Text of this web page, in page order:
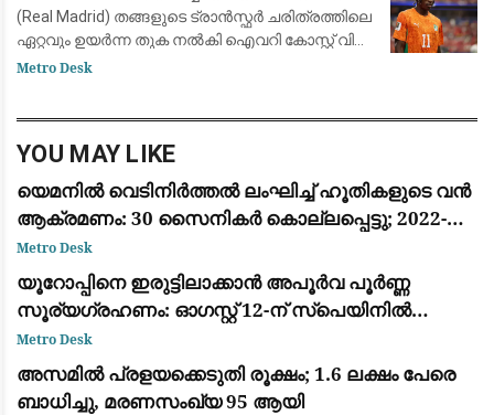
(Real Madrid) തങ്ങളുടെ ട്രാൻസ്ഫർ ചരിത്രത്തിലെ
ഏറ്റവും ഉയർന്ന തുക നൽകി ഐവറി കോസ്റ്റ് വിങ്
ഫോർവേഡ് യാൻ ദിയോമാൻഡെയെ (Yan
Metro Desk
YOU MAY LIKE
യെമനിൽ വെടിനിർത്തൽ ലംഘിച്ച് ഹൂതികളുടെ വൻ
ആക്രമണം: 30 സൈനികർ കൊല്ലപ്പെട്ടു; 2022-ന്
ശേഷമുള്ള ഏറ്റവും വലിയ ഏറ്റുമുട്ടൽ
Metro Desk
യൂറോപ്പിനെ ഇരുട്ടിലാക്കാൻ അപൂർവ പൂർണ്ണ
സൂര്യഗ്രഹണം: ഓഗസ്റ്റ് 12-ന് സ്പെയിനിൽ
പ്രകൃതിയുടെ വിസ്മയക്കാഴ്ച
Metro Desk
അസമിൽ പ്രളയക്കെടുതി രൂക്ഷം; 1.6 ലക്ഷം പേരെ
ബാധിച്ചു, മരണസംഖ്യ 95 ആയി